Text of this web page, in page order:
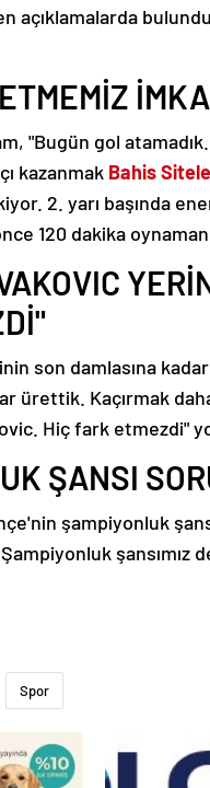
açıklamalarda
"Bugün gol
kazanmak Bahis
2. yarı başında
120 dakika
son damlasına
ürettik. Kaçırmak
Hiç fark etmezdi"
ŞANSI
şampiyonluk
Şampiyonluk şansımız
Spor